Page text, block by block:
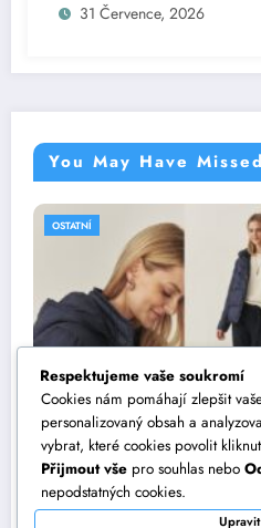
31 Července, 2026
You May Have Missed
OSTATNÍ
Jak vytvořit dokonalý
dámské bundy TATUUM
Respektujeme vaše soukromí
Cookies nám pomáhají zlepšit
personalizovaný obsah a
vybrat, které cookies povolit
Přijmout vše pro souhlas nebo
nepodstatných cookies.
Upravit